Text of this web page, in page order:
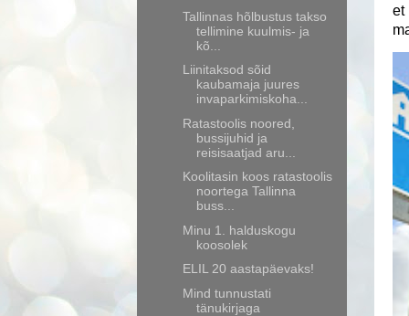
et
Tallinnas hõlbustus takso
tellimine kuulmis- ja
kõ...
Liinitaksod sõid
kaubamaja juures
invaparkimiskoha...
Ratastoolis noored,
bussijuhid ja
reisisaatjad aru...
Koolitasin koos ratastoolis
noortega Tallinna
buss...
Minu 1. halduskogu
koosolek
ELIL 20 aastapäevaks!
Mind tunnustati
tänukirjaga